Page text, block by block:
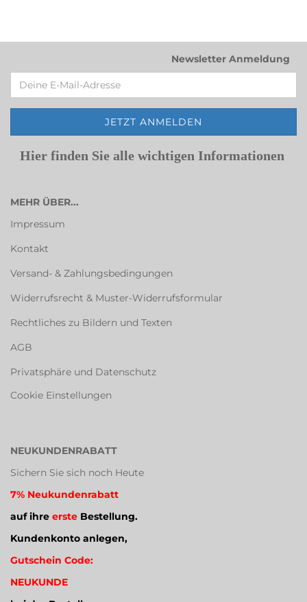
Newsletter Anmeldung
Hier finden Sie alle wichtigen Informationen
MEHR ÜBER...
Impressum
Kontakt
Versand- & Zahlungsbedingungen
Widerrufsrecht & Muster-Widerrufsformular
Rechtliches zu Bildern und Texten
AGB
Privatsphäre und Datenschutz
Cookie Einstellungen
NEUKUNDENRABATT
Sichern Sie sich noch Heute
7% Neukundenrabatt
auf ihre erste Bestellung.
Kundenkonto anlegen,
Gutschein Code:
NEUKUNDE